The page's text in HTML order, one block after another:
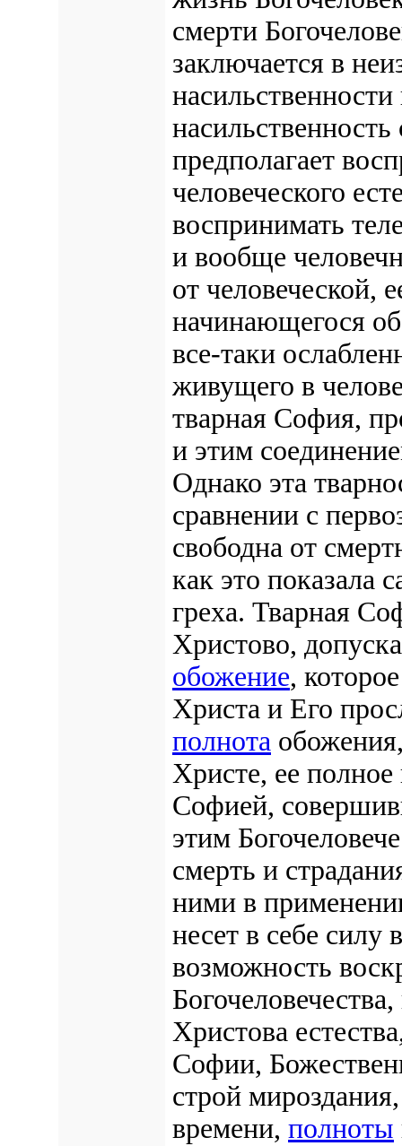
смерти
заключается в
предполагает
человеческого
воспринимать
и вообще
от человеческой,
начинающегося
все-таки
живущего в
тварная София,
и этим
Однако эта
сравнении с
свободна от
как это показала
греха. Тварная
Христово,
обожение,
Христа и Его
полнота
Христе, ее
Софией,
этим
смерть и
ними в
несет в себе силу
возможность
Христова
Софии,
строй
времени, полноты